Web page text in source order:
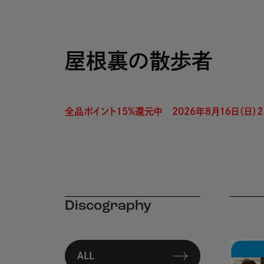
屋根裏の散歩者
全品ポイント15%還元中　2026年8月16日（日
Discography
ALL